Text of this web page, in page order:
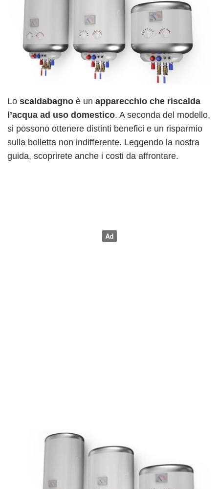
Lo scaldabagno è un apparecchio che riscalda
l’acqua ad uso domestico. A seconda del modello,
si possono ottenere distinti benefici e un risparmio
sulla bolletta non indifferente. Leggendo la nostra
guida, scoprirete anche i costi da affrontare.